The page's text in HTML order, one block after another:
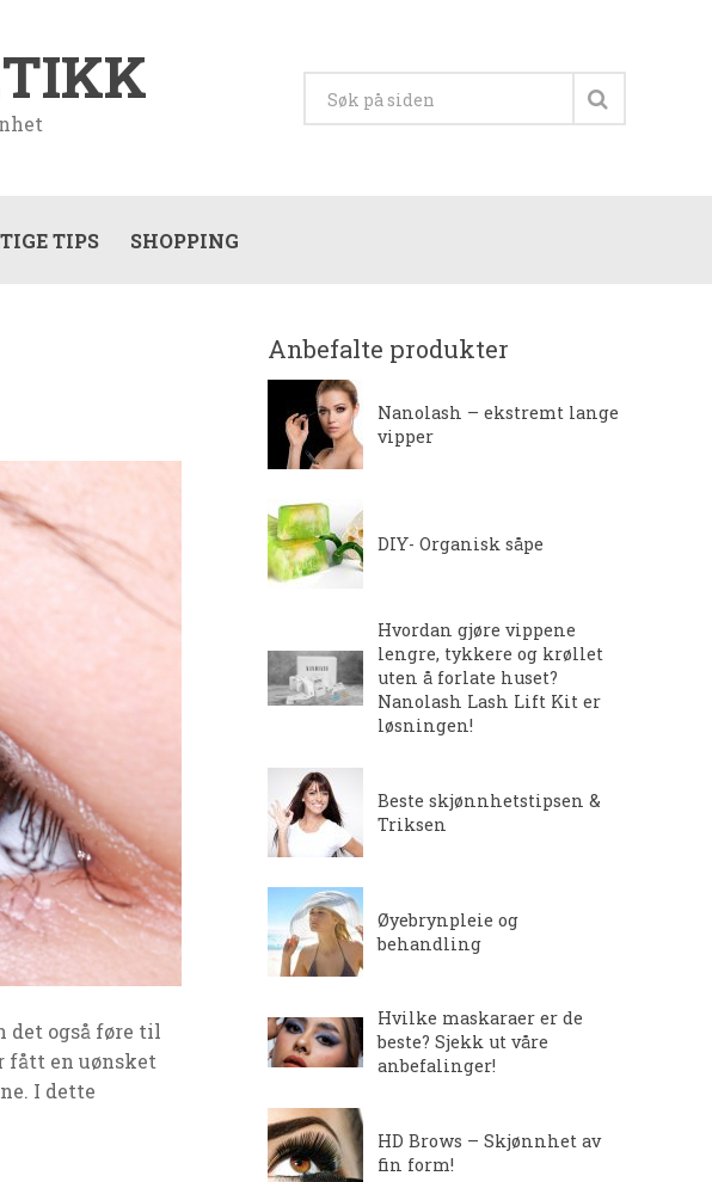
TIPS SHOPPING
det også føre til
fått en uønsket
I dette
Anbefalte produkter
Nanolash – ekstremt lange
vipper
DIY- Organisk såpe
Hvordan gjøre vippene
lengre, tykkere og krøllet
uten å forlate huset?
Nanolash Lash Lift Kit er
løsningen!
Beste skjønnhetstipsen &
Triksen
Øyebrynpleie og
behandling
Hvilke maskaraer er de
beste? Sjekk ut våre
anbefalinger!
HD Brows – Skjønnhet av
fin form!